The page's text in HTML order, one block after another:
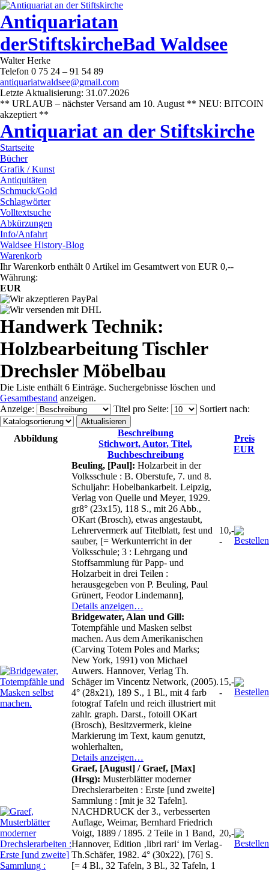
Antiquariatan
derStiftskircheBad Waldsee
Walter Herke
Telefon 0 75 24 – 91 54 89
antiquariatwaldsee@gmail.com
Letzte Aktualisierung: 31.07.2026
** URLAUB – nächster Versand am 10. August ** NEU: BITCOIN
akzeptiert **
Antiquariat an der Stiftskirche
Startseite
Bücher
Grafik / Kunst
Antiquitäten
Schmuck/Gold
Schlagwörter
Volltextsuche
Abkürzungen
Info/Anfahrt
Waldsee History-Blog
Warenkorb
Ihr Warenkorb enthält 0 Artikel im Gesamtwert von EUR 0,--
Währung:
EUR
Handwerk Technik:
Holzbearbeitung Tischler
Drechsler Möbelbau
Die Liste enthält 6 Einträge. Suchergebnisse löschen und
Gesamtbestand anzeigen.
Anzeige: Titel pro Seite: Sortiert nach:
Abbildung
Beschreibung
Stichwort, Autor, Titel,
Buchbeschreibung
Preis
EUR
Beuling, [Paul]: Holzarbeit in der
Volksschule : B. Oberstufe, 7. und 8.
Schuljahr: Hobelbankarbeit. Leipzig,
Verlag von Quelle und Meyer, 1929.
gr8° (23x15), 118 S., mit 26 Abb.,
OKart (Brosch), etwas angestaubt,
Lehrervermerk auf Titelblatt, fest und
sauber, [= Werkunterricht in der
Volksschule; 3 : Lehrgang und
Stoffsammlung für Papp- und
Holzarbeit in drei Teilen :
herausgegeben von P. Beuling, Paul
Grünert, Feodor Lindemann],
Details anzeigen…
10,-
-
Bridgewater, Alan und Gill:
Totempfähle und Masken selbst
machen. Aus dem Amerikanischen
(Carving Totem Poles and Marks;
New York, 1991) von Michael
Auwers. Hannover, Verlag Th.
Schäger im Vincentz Network, (2005).
4° (28x21), 189 S., 1 Bl., mit 4 farb
fotograf Tafeln und reich illustriert mit
zahlr. graph. Darst., fotoill OKart
(Brosch), Besitzvermerk, kleine
Markierung im Text, kaum genutzt,
wohlerhalten,
Details anzeigen…
15,-
-
Graef, [August] / Graef, [Max]
(Hrsg): Musterblätter moderner
Drechslerarbeiten : Erste [und zweite]
Sammlung : [mit je 32 Tafeln].
NACHDRUCK der 3., verbesserten
Auflage, Weimar, Bernhard Friedrich
Voigt, 1889 / 1895. 2 Teile in 1 Band,
Hannover, Edition ‚libri rari‘ im Verlag
Th.Schäfer, 1982. 4° (30x22), [76] S.
[= 4 Bl., 32 Tafeln, 3 Bl., 32 Tafeln, 1
20,-
-